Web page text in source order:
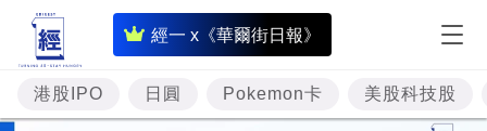
經一 x《華爾街日報》
即
時
財
經
港股IPO 日圓 Pokemon卡 美股科技股